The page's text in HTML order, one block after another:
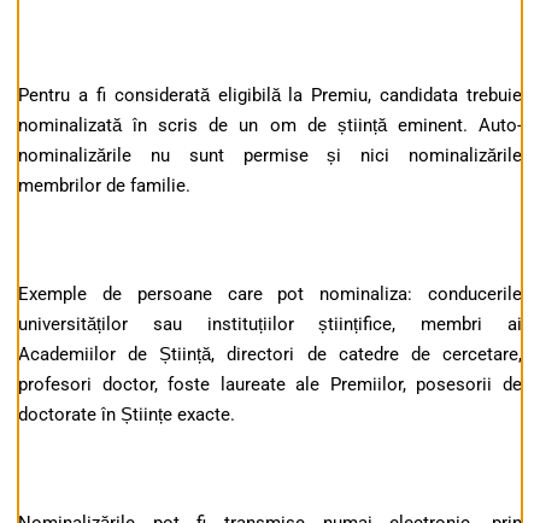
Pentru a fi considerată eligibilă la Premiu, candidata trebuie
nominalizată în scris de un om de știință eminent. Auto-
nominalizările nu sunt permise și nici nominalizările
membrilor de familie.
Exemple de persoane care pot nominaliza: conducerile
universităților sau instituțiilor științifice, membri ai
Academiilor de Știință, directori de catedre de cercetare,
profesori doctor, foste laureate ale Premiilor, posesorii de
doctorate în Științe exacte.